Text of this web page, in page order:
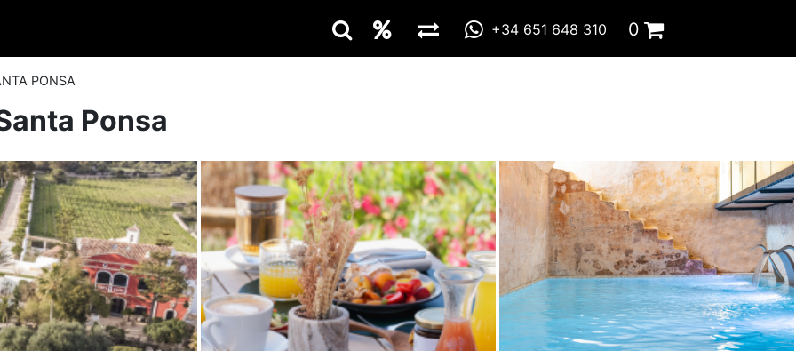
+34 651 648 310 0
Total: 0,00 €
PONSA
Ponsa